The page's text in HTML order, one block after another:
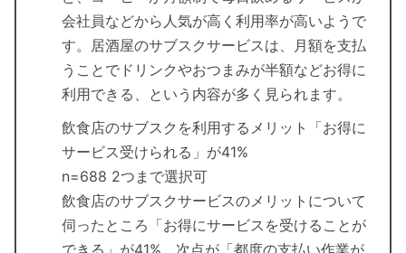
会社員などから人気が高く利用率が高いようで
す。居酒屋のサブスクサービスは、月額を支払
うことでドリンクやおつまみが半額などお得に
利用できる、という内容が多く見られます。
飲食店のサブスクを利用するメリット「お得に
サービス受けられる」が41%
n=688 2つまで選択可
飲食店のサブスクサービスのメリットについて
伺ったところ「お得にサービスを受けることが